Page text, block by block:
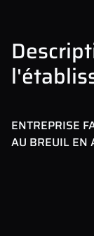
ENTREPRISE
AU BREUIL EN